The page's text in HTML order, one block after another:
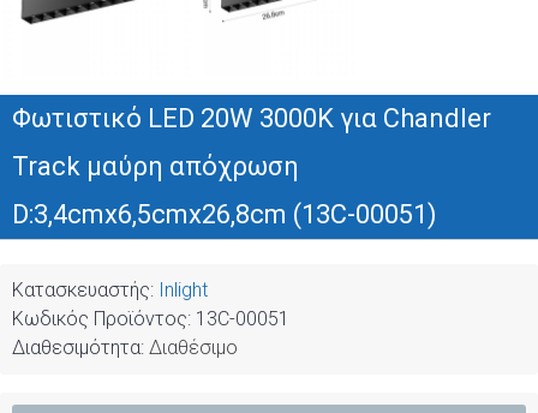
Φωτιστικό LED 20W 3000K για Chandler
Track μαύρη απόχρωση
D:3,4cmx6,5cmx26,8cm (13C-00051)
Κατασκευαστής: Inlight
Κωδικός Προϊόντος: 13C-00051
Διαθεσιμότητα: Διαθέσιμο